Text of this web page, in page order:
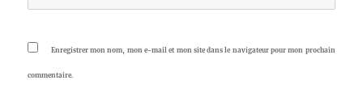
Enregistrer mon nom, mon e-mail et mon site dans le navigateur pour mon prochain
commentaire.